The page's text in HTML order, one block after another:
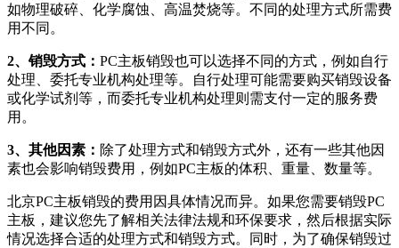
如物理破碎、化学腐蚀、高温焚烧等。不同的处理方式所需费
用不同。
2、销毁方式： PC主板销毁也可以选择不同的方式，例如自行
处理、委托专业机构处理等。自行处理可能需要购买销毁设备
或化学试剂等，而委托专业机构处理则需支付一定的服务费
用。
3、其他因素： 除了处理方式和销毁方式外，还有一些其他因
素也会影响销毁费用，例如PC主板的体积、重量、数量等。
北京PC主板销毁的费用因具体情况而异。如果您需要销毁PC
主板，建议您先了解相关法律法规和环保要求，然后根据实际
情况选择合适的处理方式和销毁方式。同时，为了确保销毁过